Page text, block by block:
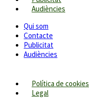
Audiències
Qui som
Contacte
Publicitat
Audiències
Política de cookies
Legal